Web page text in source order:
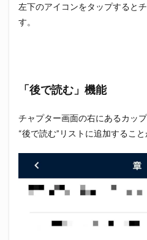
左下のアイコンをタップすると
す。
「後で読む」機能
チャプター画面の右にあるカッ
“後で読む”リストに追加すること